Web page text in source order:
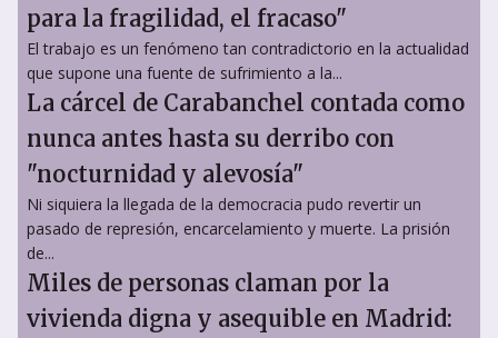
para la fragilidad, el fracaso"
El trabajo es un fenómeno tan contradictorio en la actualidad
que supone una fuente de sufrimiento a la...
La cárcel de Carabanchel contada como
nunca antes hasta su derribo con
"nocturnidad y alevosía"
Ni siquiera la llegada de la democracia pudo revertir un
pasado de represión, encarcelamiento y muerte. La prisión
de...
Miles de personas claman por la
vivienda digna y asequible en Madrid: